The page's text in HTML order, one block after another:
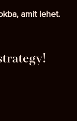
amit lehet.